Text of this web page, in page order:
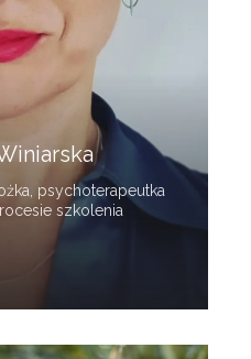
psychoterapeutka
szkolenia